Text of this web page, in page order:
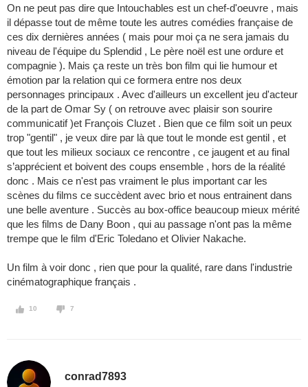
On ne peut pas dire que Intouchables est un chef-d'oeuvre , mais
il dépasse tout de même toute les autres comédies française de
ces dix dernières années ( mais pour moi ça ne sera jamais du
niveau de l'équipe du Splendid , Le père noël est une ordure et
compagnie ). Mais ça reste un très bon film qui lie humour et
émotion par la relation qui ce formera entre nos deux
personnages principaux . Avec d'ailleurs un excellent jeu d'acteur
de la part de Omar Sy ( on retrouve avec plaisir son sourire
communicatif )et François Cluzet . Bien que ce film soit un peux
trop "gentil" , je veux dire par là que tout le monde est gentil , et
que tout les milieux sociaux ce rencontre , ce jaugent et au final
s’apprécient et boivent des coups ensemble , hors de la réalité
donc . Mais ce n'est pas vraiment le plus important car les
scènes du films ce succèdent avec brio et nous entrainent dans
une belle aventure . Succès au box-office beaucoup mieux mérité
que les films de Dany Boon , qui au passage n'ont pas la même
trempe que le film d'Eric Toledano et Olivier Nakache.
Un film à voir donc , rien que pour la qualité, rare dans l'industrie
cinématographique français .
10 7
conrad7893